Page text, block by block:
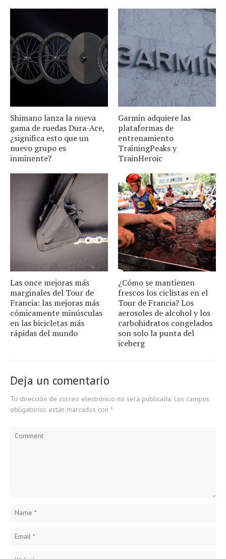
Shimano lanza la nueva
gama de ruedas Dura-Ace,
¿significa esto que un
nuevo grupo es
inminente?
Garmin adquiere las
plataformas de
entrenamiento
TrainingPeaks y
TrainHeroic
Las once mejoras más
marginales del Tour de
Francia: las mejoras más
cómicamente minúsculas
en las bicicletas más
rápidas del mundo
¿Cómo se mantienen
frescos los ciclistas en el
Tour de Francia? Los
aerosoles de alcohol y los
carbohidratos congelados
son solo la punta del
iceberg
Deja un comentario
Tu dirección de correo electrónico no será publicada. Los campos
obligatorios están marcados con *